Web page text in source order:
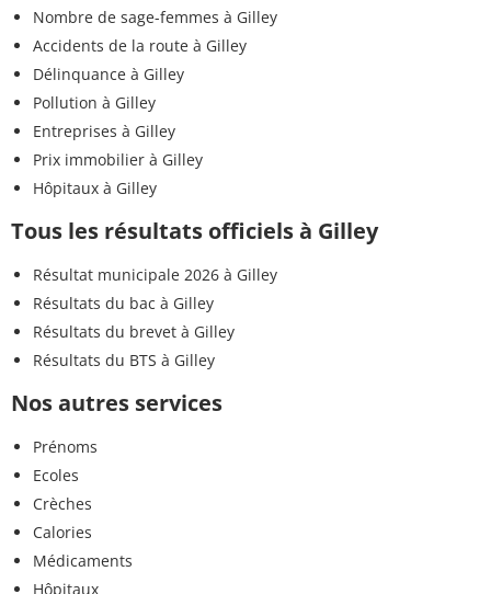
Nombre de sage-femmes à Gilley
Accidents de la route à Gilley
Délinquance à Gilley
Pollution à Gilley
Entreprises à Gilley
Prix immobilier à Gilley
Hôpitaux à Gilley
Tous les résultats officiels à Gilley
Résultat municipale 2026 à Gilley
Résultats du bac à Gilley
Résultats du brevet à Gilley
Résultats du BTS à Gilley
Nos autres services
Prénoms
Ecoles
Crèches
Calories
Médicaments
Hôpitaux